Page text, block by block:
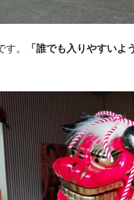
。 「誰でも入りやすいよ